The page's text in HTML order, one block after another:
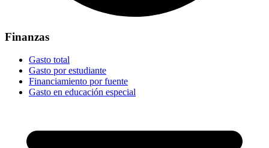
Finanzas
Gasto total
Gasto por estudiante
Financiamiento por fuente
Gasto en educación especial